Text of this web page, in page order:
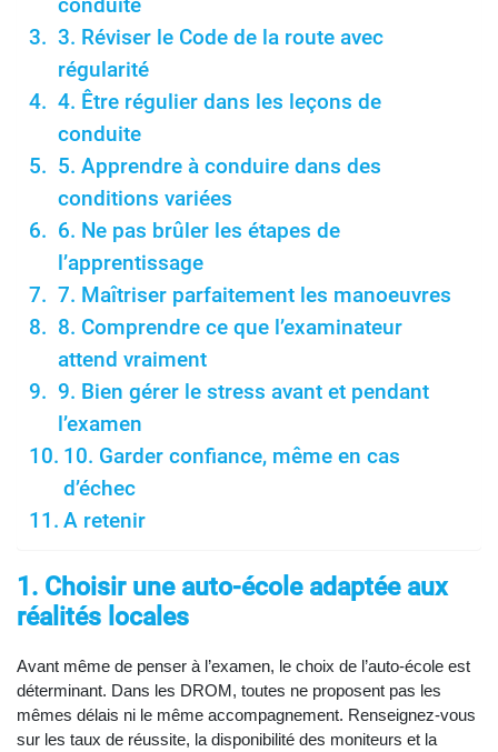
conduite
3. Réviser le Code de la route avec
régularité
4. Être régulier dans les leçons de
conduite
5. Apprendre à conduire dans des
conditions variées
6. Ne pas brûler les étapes de
l’apprentissage
7. Maîtriser parfaitement les manoeuvres
8. Comprendre ce que l’examinateur
attend vraiment
9. Bien gérer le stress avant et pendant
l’examen
10. Garder confiance, même en cas
d’échec
A retenir
1. Choisir une auto-école adaptée aux
réalités locales
Avant même de penser à l’examen, le choix de l’auto-école est
déterminant. Dans les DROM, toutes ne proposent pas les
mêmes délais ni le même accompagnement. Renseignez-vous
sur les taux de réussite, la disponibilité des moniteurs et la